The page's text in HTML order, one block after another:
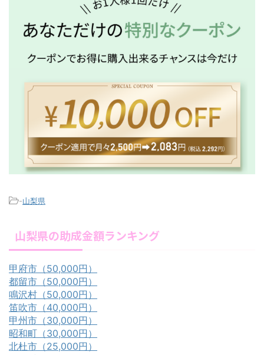
-山梨県
山梨県の助成金額ランキング
甲府市（50,000円）
都留市（50,000円）
鳴沢村（50,000円）
笛吹市（40,000円）
甲州市（30,000円）
昭和町（30,000円）
北杜市（25,000円）